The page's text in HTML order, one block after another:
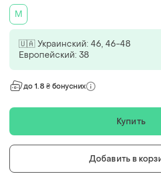
M
🇺🇦 Украинский: 46, 46-48
Европейский: 38
до 1.8 ₴ бонусних
Купить
Добавить в